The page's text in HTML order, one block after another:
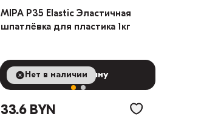
MIPA P35 Elastic Эластичная
шпатлёвка для пластика 1кг
В корзину
Нет в наличии
33.6 BYN